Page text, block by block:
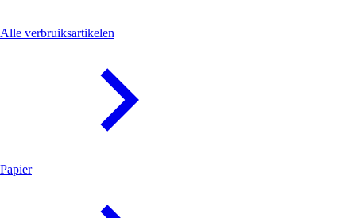
Alle verbruiksartikelen
Papier